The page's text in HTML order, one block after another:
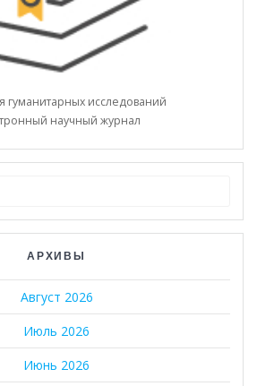
гуманитарных исследований
научный журнал
АРХИВЫ
Август 2026
Июль 2026
Июнь 2026